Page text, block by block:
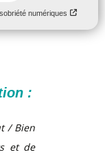
:
/ Bien
et de